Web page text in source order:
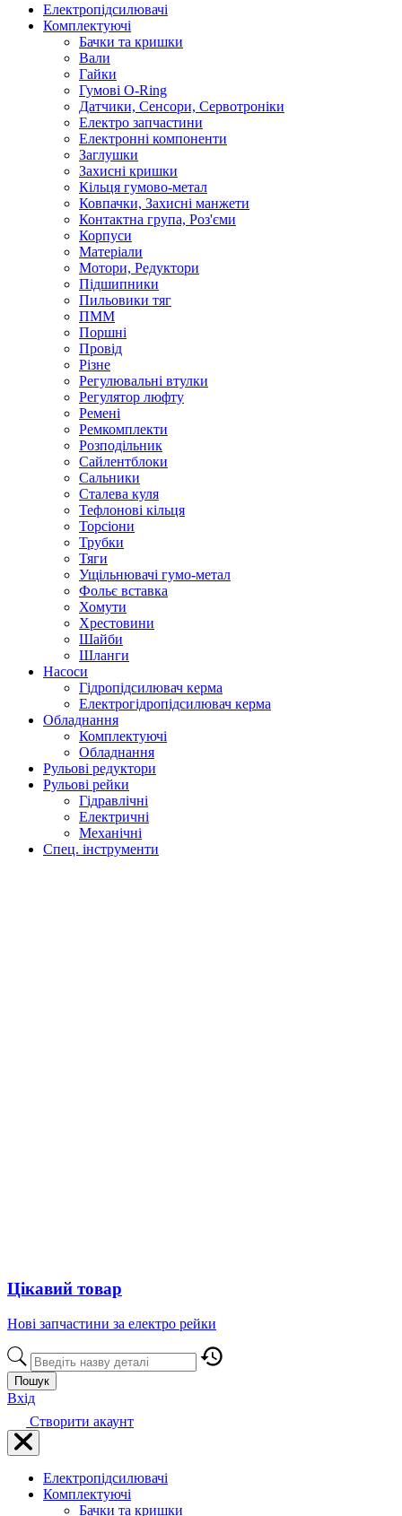
Електропідсилювачі
Комплектуючі
Бачки та кришки
Вали
Гайки
Гумові O-Ring
Датчики, Сенсори, Сервотроніки
Електро запчастини
Електронні компоненти
Заглушки
Захисні кришки
Кільця гумово-метал
Ковпачки, Захисні манжети
Контактна група, Роз'єми
Корпуси
Матеріали
Мотори, Редуктори
Підшипники
Пильовики тяг
ПММ
Поршні
Провід
Різне
Регулювальні втулки
Регулятор люфту
Ремені
Ремкомплекти
Розподільник
Сайлентблоки
Сальники
Сталева куля
Тефлонові кільця
Торсіони
Трубки
Тяги
Ущільнювачі гумо-метал
Фольє вставка
Хомути
Хрестовини
Шайби
Шланги
Насоси
Гідропідсилювач керма
Електрогідропідсилювач керма
Обладнання
Комплектуючі
Обладнання
Рульові редуктори
Рульові рейки
Гідравлічні
Електричні
Механічні
Спец. інструменти
Цікавий товар
Нові запчастини за електро рейки
Пошук
Вхід
Створити акаунт
Електропідсилювачі
Комплектуючі
Бачки та кришки